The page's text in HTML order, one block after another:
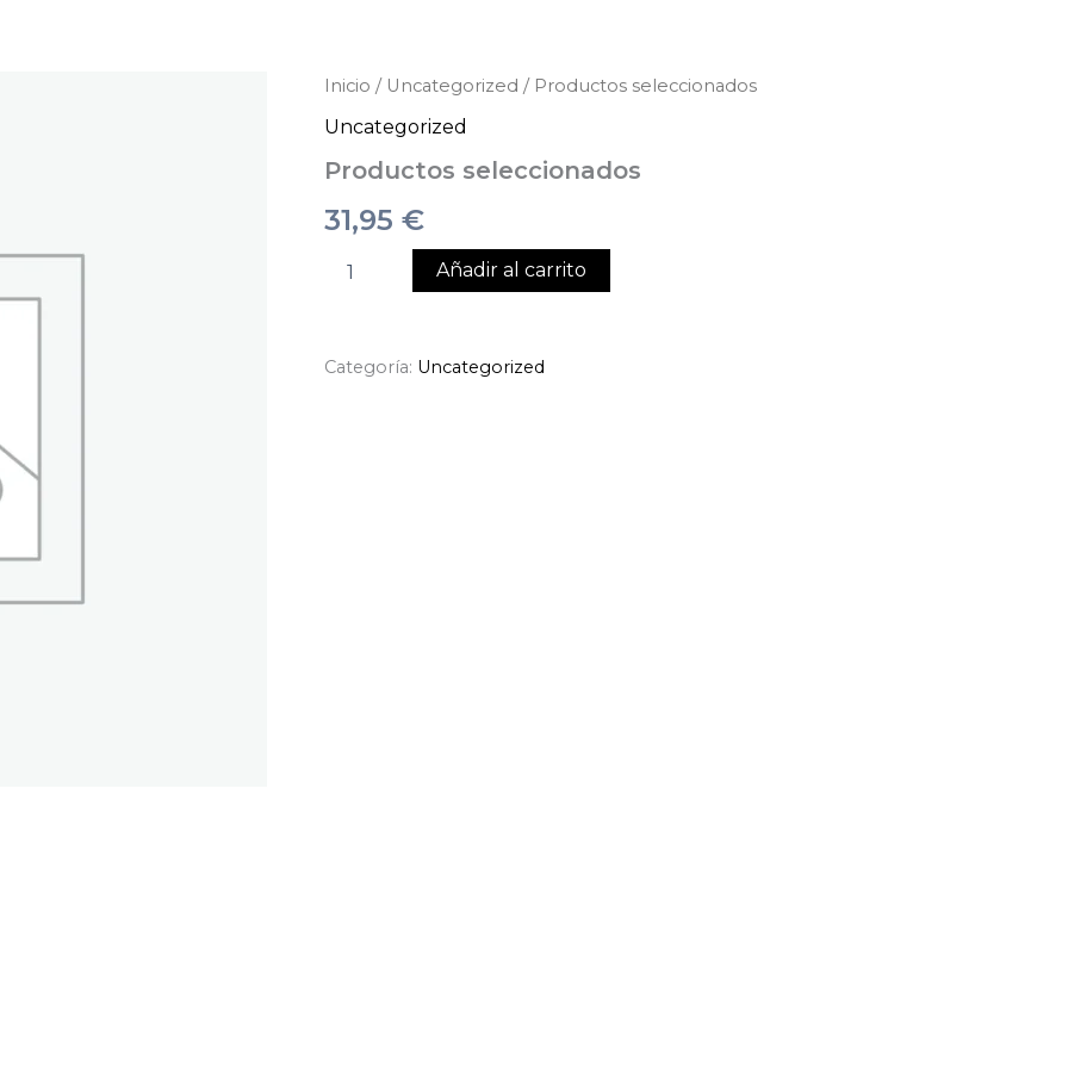
Inicio / Uncategorized / Productos seleccionados
Uncategorized
Productos seleccionados
31,95 €
Productos
cantidad
Añadir al carrito
Categoría: Uncategorized